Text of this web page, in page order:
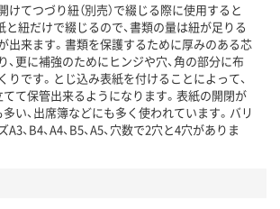
てつづり紐（別売）で綴じる際に使用すると
と紐だけで綴じるので、書類の量は紐が足りる
出来ます。書類を保護するために厚みのある芯
、更に補強のためにヒンジや穴、角の部分に布
りです。とじ込み表紙を付けることによって、
てて保管出来るようになります。表紙の開閉が
い、出席簿などにも多く使われています。バリ
、B4、A4、B5、A5、穴数で2穴と4穴がありま